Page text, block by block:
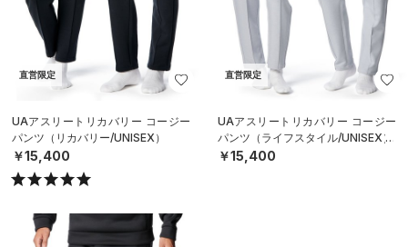
直営限定
UAアスリートリカバリー コージー
パンツ（リカバリー/UNISEX）
￥15,400
直営限定
UAアスリートリカバリー コージー
パンツ（ライフスタイル/UNISEX）
￥15,400